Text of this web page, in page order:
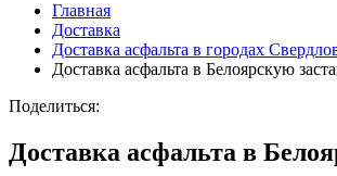
Главная
Доставка
Доставка асфальта в городах
Доставка асфальта в Белоярскую
Поделиться:
Доставка асфальта в